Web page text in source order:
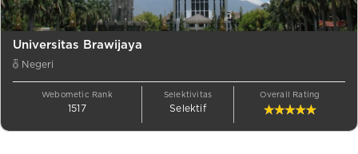
Universitas Brawijaya
Negeri
Webometic Rank
1517
Selektivitas
Selektif
Overall Rating